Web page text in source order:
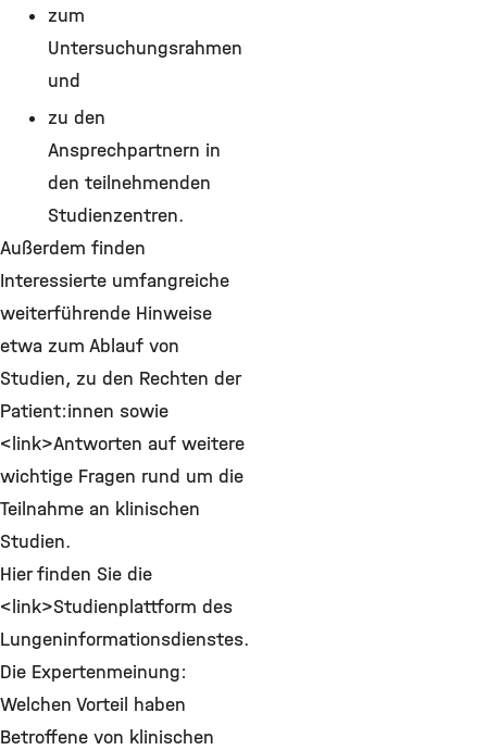
zum
Untersuchungsrahmen
und
zu den
Ansprechpartnern in
den teilnehmenden
Studienzentren.
Außerdem finden
Interessierte umfangreiche
weiterführende Hinweise
etwa zum Ablauf von
Studien, zu den Rechten der
Patient:innen sowie
<link>Antworten auf weitere
wichtige Fragen rund um die
Teilnahme an klinischen
Studien.
Hier finden Sie die
<link>Studienplattform des
Lungeninformationsdienstes.
Die Expertenmeinung:
Welchen Vorteil haben
Betroffene von klinischen